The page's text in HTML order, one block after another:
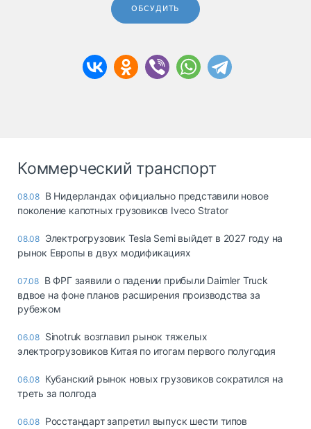
ОБСУДИТЬ
Коммерческий транспорт
08.08 В Нидерландах официально представили новое
поколение капотных грузовиков Iveco Strator
08.08 Электрогрузовик Tesla Semi выйдет в 2027 году на
рынок Европы в двух модификациях
07.08 В ФРГ заявили о падении прибыли Daimler Truck
вдвое на фоне планов расширения производства за
рубежом
06.08 Sinotruk возглавил рынок тяжелых
электрогрузовиков Китая по итогам первого полугодия
06.08 Кубанский рынок новых грузовиков сократился на
треть за полгода
06.08 Росстандарт запретил выпуск шести типов